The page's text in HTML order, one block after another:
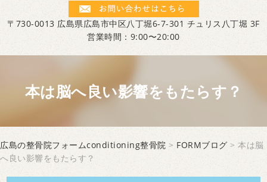
〒730-0013 広島県広島市中区八丁堀6-7-301 チュリス八丁堀 3F
営業時間：9:00〜20:00
本は脳へ良い影響をもたらす？
広島の整骨院フォームconditioning整骨院 > FORMブログ > 本は脳
へ良い影響をもたらす？